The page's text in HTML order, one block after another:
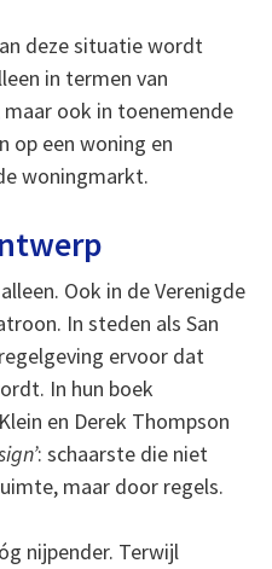
deze situatie wordt
in termen van
ook in toenemende
op een woning en
woningmarkt.
Ook in de Verenigde
In steden als San
ervoor dat
In hun boek
en Derek Thompson
: schaarste die niet
maar door regels.
nijpender. Terwijl